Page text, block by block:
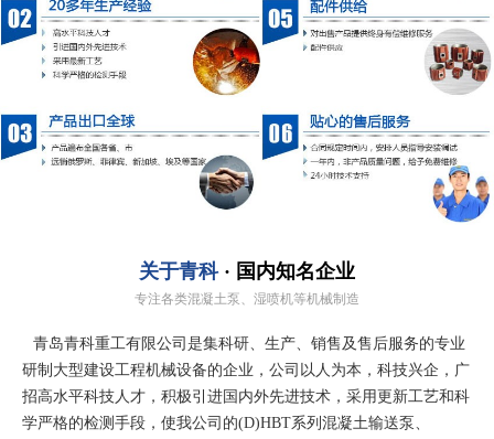
关于青科· 国内知名企业
专注各类混凝土泵、湿喷机等机械制造
青岛青科重工有限公司是集科研、生产、销售及售后服务的专业
研制大型建设工程机械设备的企业，公司以人为本，科技兴企，广
招高水平科技人才，积极引进国内外先进技术，采用更新工艺和科
学严格的检测手段，使我公司的(D)HBT系列混凝土输送泵、